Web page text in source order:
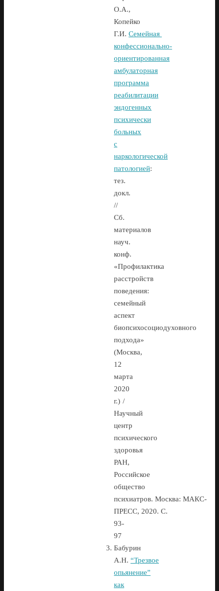
О.А.,
Копейко
Г.И. Семейная
конфессионально-
ориентированная
амбулаторная
программа
реабилитации
эндогенных
психически
больных
с
наркологической
патологией:
тез.
докл.
//
Сб.
материалов
науч.
конф.
«Профилактика
расстройств
поведения:
семейный
аспект
биопсихосоциодуховного
подхода»
(Москва,
12
марта
2020
г.) /
Научный
центр
психического
здоровья
РАН,
Российское
общество
психиатров. Москва: МАКС-
ПРЕСС, 2020. С.
93-
97
Бабурин
А.Н. “Трезвое
опьянение”
как